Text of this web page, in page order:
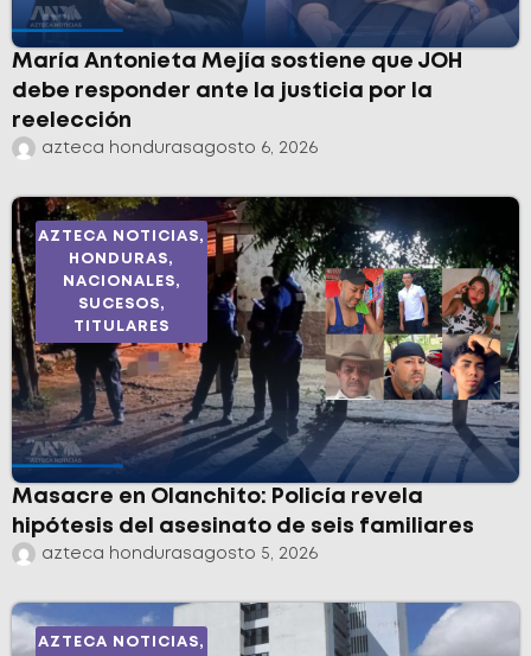
María Antonieta Mejía sostiene que JOH
debe responder ante la justicia por la
reelección
azteca hondurasagosto 6, 2026
AZTECA NOTICIAS,
HONDURAS,
NACIONALES,
SUCESOS,
TITULARES
Masacre en Olanchito: Policía revela
hipótesis del asesinato de seis familiares
azteca hondurasagosto 5, 2026
AZTECA NOTICIAS,